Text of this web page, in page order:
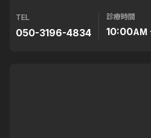
TEL
050-3196-4834
診療時間
10:00AM